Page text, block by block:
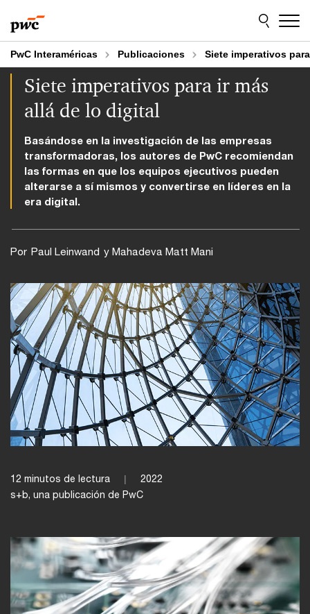
to
content
to
footer
PwC Interaméricas Publicaciones Siete imperativos
Siete imperativos para ir más
allá de lo digital
Basándose en la investigación de las empresas
transformadoras, los autores de PwC recomiendan
las formas en que los equipos ejecutivos pueden
alterarse a sí mismos y convertirse en líderes en la
era digital.
Por Paul Leinwand y Mahadeva Matt Mani
12 minutos de lectura
2022
s+b, una publicación de PwC